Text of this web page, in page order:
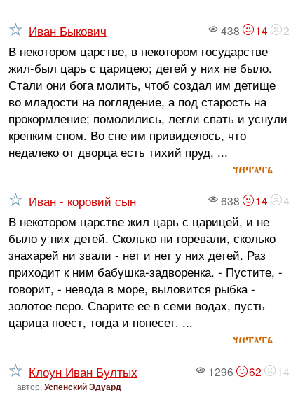
438 14 2
Иван Быкович
В некотором царстве, в некотором государстве
жил-был царь с царицею; детей у них не было.
Стали они бога молить, чтоб создал им детище
во младости на поглядение, а под старость на
прокормление; помолились, легли спать и уснули
крепким сном. Во сне им привиделось, что
недалеко от дворца есть тихий пруд, ...
читать
638 14 4
Иван - коровий сын
В некотором царстве жил царь с царицей, и не
было у них детей. Сколько ни горевали, сколько
знахарей ни звали - нет и нет у них детей. Раз
приходит к ним бабушка-задворенка. - Пустите, -
говорит, - невода в море, выловится рыбка -
золотое перо. Сварите ее в семи водах, пусть
царица поест, тогда и понесет. ...
читать
1296 62 14
Клоун Иван Бултых
автор:Успенский Эдуард